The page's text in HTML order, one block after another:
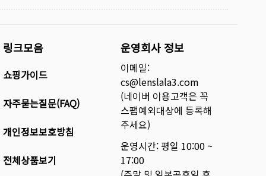
링크모음
쇼핑가이드
자주묻는질문(FAQ)
개인정보보호방침
전체상품보기
운영회사 정보
이메일:
cs@lenslala3.com
(네이버 이용고객은 꼭
스팸예외대상에 등록해
주세요)
운영시간: 평일 10:00 ~
17:00